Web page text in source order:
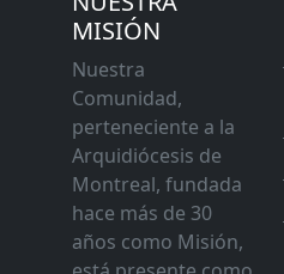
MISIÓN
Nuestra
Comunidad,
perteneciente a la
Arquidiócesis de
Montreal, fundada
hace más de 30
años como Misión,